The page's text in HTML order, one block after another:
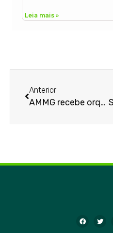
Leia mais »
Anterior
AMMG recebe orquestra